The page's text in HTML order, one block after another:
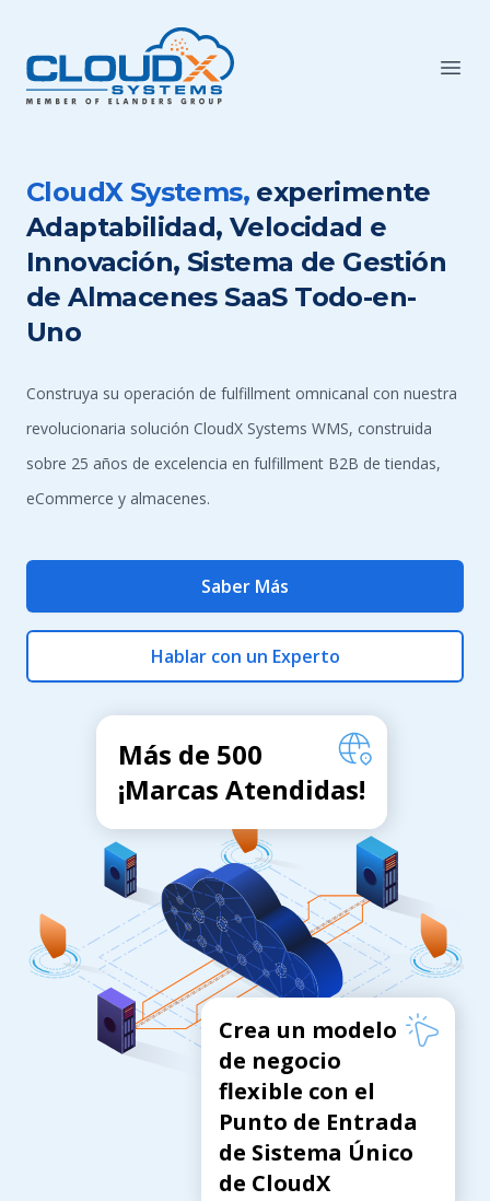
CloudX Systems, experimente
Adaptabilidad, Velocidad e
Innovación, Sistema de Gestión
de Almacenes SaaS Todo-en-
Uno
Construya su operación de fulfillment omnicanal con nuestra
revolucionaria solución CloudX Systems WMS, construida
sobre 25 años de excelencia en fulfillment B2B de tiendas,
eCommerce y almacenes.
Saber Más
Hablar con un Experto
Más de 500
¡Marcas Atendidas!
Crea un modelo
de negocio
flexible con el
Punto de Entrada
de Sistema Único
de CloudX